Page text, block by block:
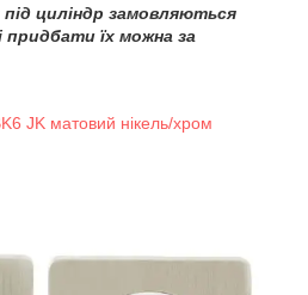
під циліндр замовляються
придбати їх можна за
JK матовий нікель/хром